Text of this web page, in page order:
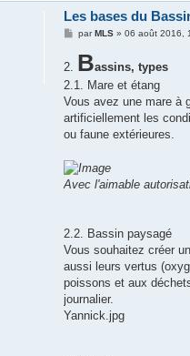
Les bases du
M
s
g
e
parMLS »06 août 2016,
2. Bassins, types
2.1. Mare et étang
Vous avez une mare à
artificiellement les
ou faune extérieures.
Avec l'aimable
2.2. Bassin paysagé
Vous souhaitez créer
aussi leurs vertus
poissons et aux
journalier.
Yannick.jpg